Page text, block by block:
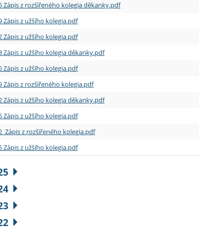
Zápis z rozšířeného kolegia děkanky.pdf
Zápis z užšího kolegia.pdf
Zápis z užšího kolegia.pdf
Zápis z užšího kolegia děkanky.pdf
Zápis z užšího kolegia.pdf
Zápis z rozšířeného kolegia.pdf
Zápis z užšího kolegia děkanky.pdf
Zápis z užšího kolegia.pdf
Zápis z rozšířeného kolegia.pdf
Zápis z užšího kolegia.pdf